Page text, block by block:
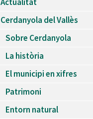
Recursos Humans
Del26/06/2026al30/08/2026
Patis oberts temporada
Piscines d'estiu a
Del01/06/2026al30/09/2026
Refugis climàtics a
Jocs d'aigua del Parc
Cerdanyola del Vallès
Sobre Cerdanyola
La història
El municipi en xifres
Patrimoni
Entorn natural